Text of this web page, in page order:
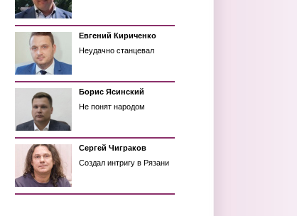
Евгений Кириченко
Неудачно станцевал
Борис Ясинский
Не понят народом
Сергей Чиграков
Создал интригу в Рязани